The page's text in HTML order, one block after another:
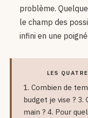
problème.
le champ des
infini en une
LES
1. Combien de
budget je vise ? 3.
main ? 4. Pour